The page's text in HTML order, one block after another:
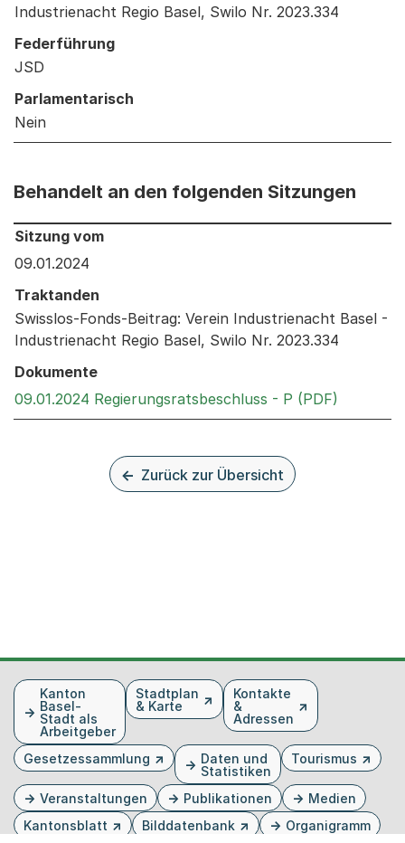
Industrienacht Regio Basel, Swilo Nr. 2023.334
Federführung
JSD
Parlamentarisch
Nein
Behandelt an den folgenden Sitzungen
Behandelt an den folgenden Sitzungen: Informationen
Sitzung vom
09.01.2024
Traktanden
Swisslos-Fonds-Beitrag: Verein Industrienacht Basel -
Industrienacht Regio Basel, Swilo Nr. 2023.334
Dokumente
09.01.2024 Regierungsratsbeschluss - P (PDF)
Zurück zur Übersicht
FusszeileKanton
Basel-
Stadt als
Arbeitgeber
Stadtplan
& Karte
Kontakte
&
Adressen
Gesetzessammlung
Daten und
Statistiken
Tourismus
Veranstaltungen Publikationen
Medien
Kantonsblatt
Bilddatenbank Organigramm